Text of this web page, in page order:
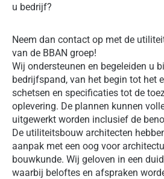
u bedrijf?
Neem dan contact op met de
van de BBAN groep!
Wij ondersteunen en begeleiden u
bedrijfspand, van het begin tot het
schetsen en specificaties tot de
oplevering. De plannen kunnen
uitgewerkt worden inclusief de
De utiliteitsbouw architecten
aanpak met een oog voor
bouwkunde. Wij geloven in een
waarbij beloftes en afspraken